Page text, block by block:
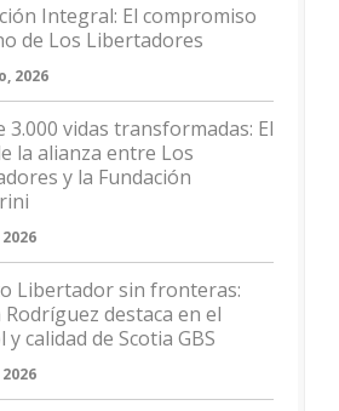
Integral: El compromiso
de Los Libertadores
2026
3.000 vidas transformadas: El
la alianza entre Los
y la Fundación
Libertador sin fronteras:
Rodríguez destaca en el
calidad de Scotia GBS